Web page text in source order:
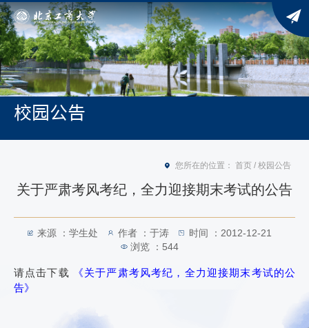
校园公告
您所在的位置： 首页 / 校园公告
关于严肃考风考纪，全力迎接期末考试的公告
来源 ：学生处 作者 ：于涛
时间 ：2012-12-21
浏览 ： 544
请点击下载 《关于严肃考风考纪，全力迎接期末考试的公
告》